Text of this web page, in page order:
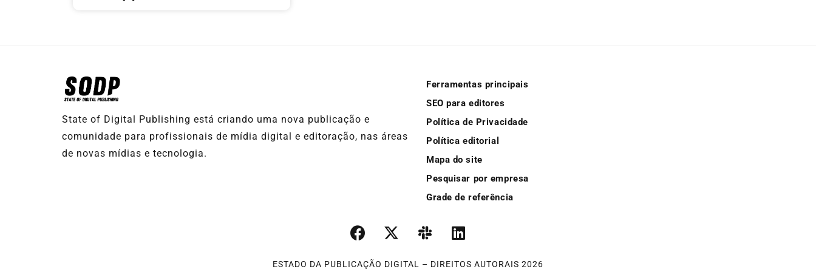
State of Digital Publishing está criando uma nova publicação e
comunidade para profissionais de mídia digital e editoração, nas áreas
de novas mídias e tecnologia.
Ferramentas principais
SEO para editores
Política de Privacidade
Política editorial
Mapa do site
Pesquisar por empresa
Grade de referência
ESTADO DA PUBLICAÇÃO DIGITAL – DIREITOS AUTORAIS 2026